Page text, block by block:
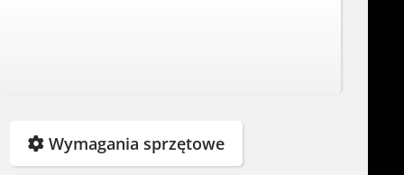
Wymagania sprzętowe